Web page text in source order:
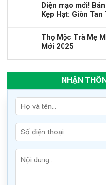
Diện mạo mới!
Kẹp Hạt: Giòn
Thọ Mộc Trà Mẹ
Mới 2025
NHẬN